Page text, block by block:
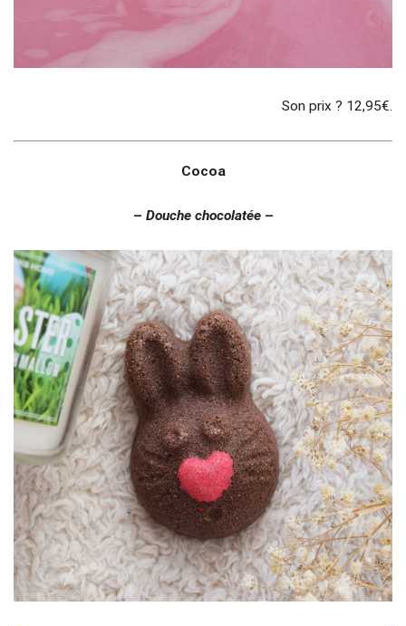
Son prix ? 12,95€.
Cocoa
– Douche chocolatée–